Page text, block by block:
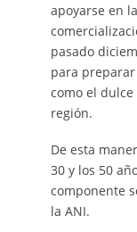
apoyarse en
pasado
para
como el
región.
De esta
30 y los 50
componente
la ANI.